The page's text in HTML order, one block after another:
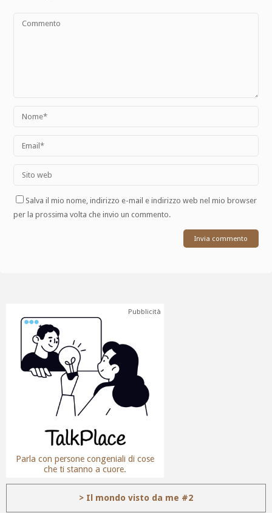
Salva il mio nome, indirizzo e-mail e indirizzo web nel mio browser
per la prossima volta che invio un commento.
Pubblicità
Parla con persone congeniali di cose
che ti stanno a cuore.
> Il mondo visto da me #2